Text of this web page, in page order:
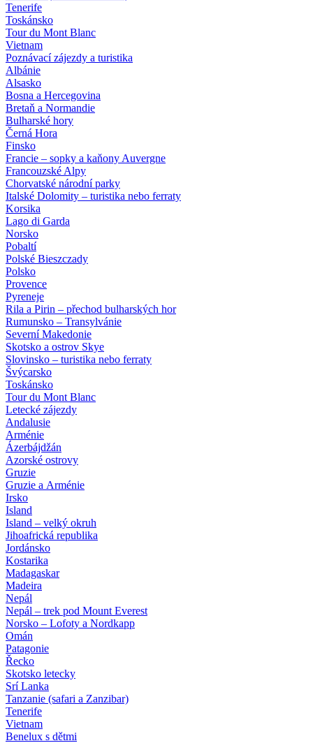
Tenerife
Toskánsko
Tour du Mont Blanc
Vietnam
Poznávací zájezdy a turistika
Albánie
Alsasko
Bosna a Hercegovina
Bretaň a Normandie
Bulharské hory
Černá Hora
Finsko
Francie – sopky a kaňony Auvergne
Francouzské Alpy
Chorvatské národní parky
Italské Dolomity – turistika nebo ferraty
Korsika
Lago di Garda
Norsko
Pobaltí
Polské Bieszczady
Polsko
Provence
Pyreneje
Rila a Pirin – přechod bulharských hor
Rumunsko – Transylvánie
Severní Makedonie
Skotsko a ostrov Skye
Slovinsko – turistika nebo ferraty
Švýcarsko
Toskánsko
Tour du Mont Blanc
Letecké zájezdy
Andalusie
Arménie
Ázerbájdžán
Azorské ostrovy
Gruzie
Gruzie a Arménie
Irsko
Island
Island – velký okruh
Jihoafrická republika
Jordánsko
Kostarika
Madagaskar
Madeira
Nepál
Nepál – trek pod Mount Everest
Norsko – Lofoty a Nordkapp
Omán
Patagonie
Řecko
Skotsko letecky
Srí Lanka
Tanzanie (safari a Zanzibar)
Tenerife
Vietnam
Benelux s dětmi